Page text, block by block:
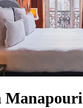
Manapouri